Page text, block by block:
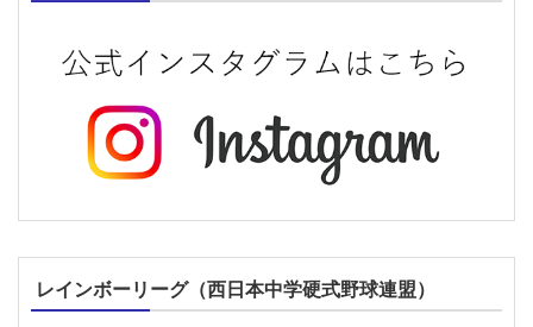
レインボーリーグ（西日本中学硬式野球連盟）